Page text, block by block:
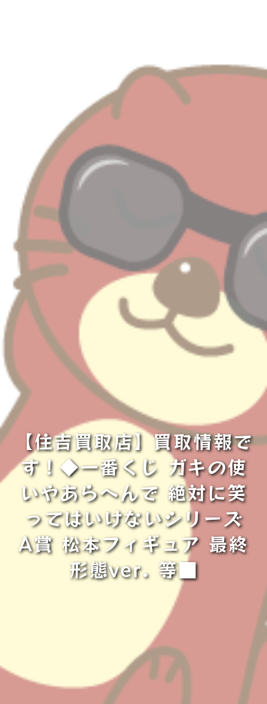
【住吉買取店】買取情報で
す！◆一番くじ ガキの使
いやあらへんで 絶対に笑
ってはいけないシリーズ
A賞 松本フィギュア 最終
形態ver. 等■